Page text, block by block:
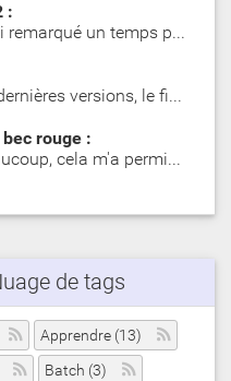
:
@VG : J'ai remarqué un temps plus long lors du premier mot…
Dans les dernières versions, le fichier zip contient des d…
rouge :
merci beaucoup, cela m'a permis d'identifier des poisson o…
de tags
Apprendre (13)
Batch (3)